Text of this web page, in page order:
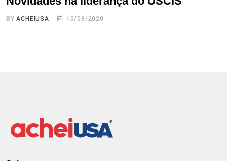
BYACHEIUSA 10/08/2020